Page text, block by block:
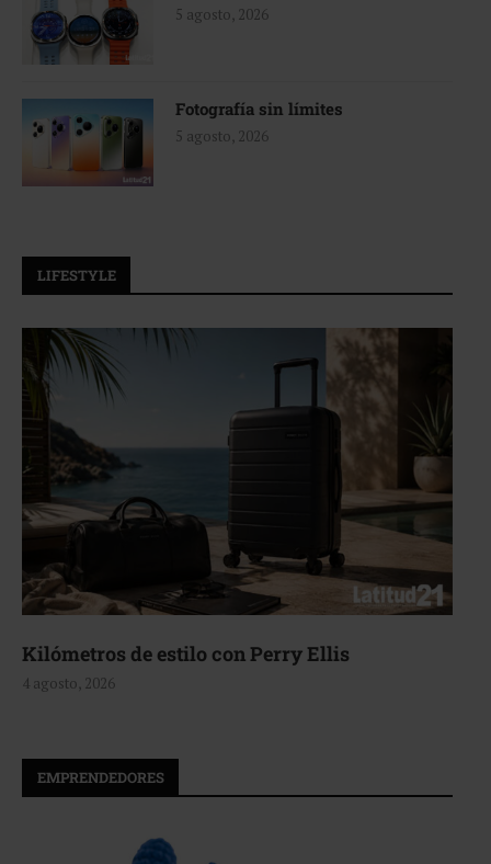
5 agosto, 2026
Fotografía sin límites
5 agosto, 2026
LIFESTYLE
Aerie, texturas que fluyen
4 agosto, 2026
EMPRENDEDORES